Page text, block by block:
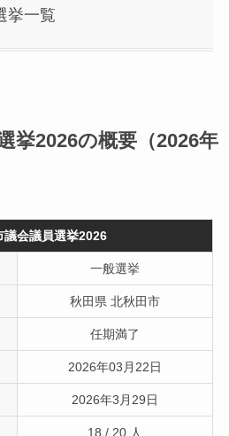
挙一覧
挙2026の概要（2026年
議会議員選挙2026
一般選挙
秋田県 北秋田市
任期満了
2026年03月22日
2026年3月29日
18 / 20 人